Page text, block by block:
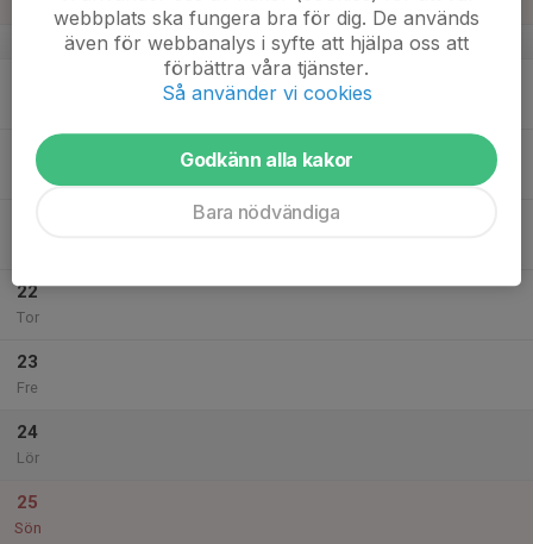
v.21
Måndagsträning grupp 4
20
Onsdagsträning grupp 4
22
Tor
23
Fre
24
Lör
25
Sön
webbplats ska fungera bra för dig. De används
även för webbanalys i syfte att hjälpa oss att
förbättra våra tjänster.
Så använder vi cookies
Godkänn alla kakor
Bara nödvändiga